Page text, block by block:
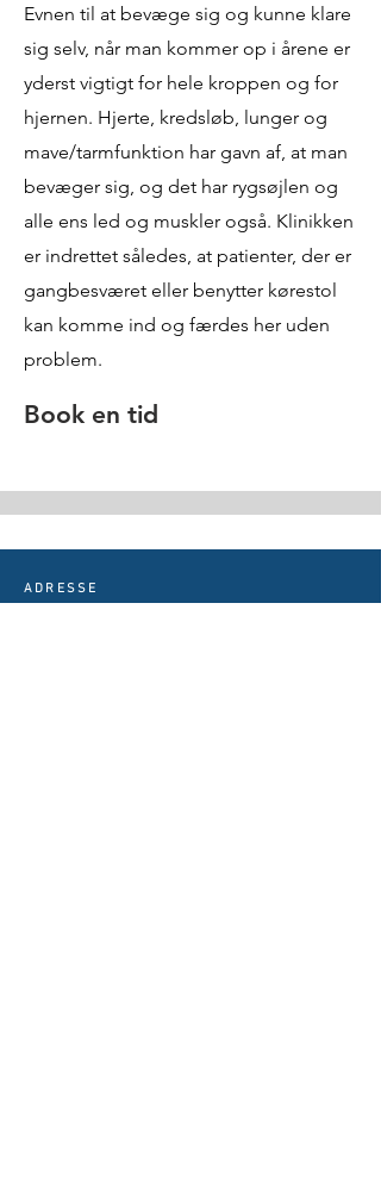
Evnen til at bevæge sig og kunne klare
sig selv, når man kommer op i årene er
yderst vigtigt for hele kroppen og for
hjernen. Hjerte, kredsløb, lunger og
mave/tarmfunktion har gavn af, at man
bevæger sig, og det har rygsøjlen og
alle ens led og muskler også. Klinikken
er indrettet således, at patienter, der er
gangbesværet eller benytter kørestol
kan komme ind og færdes her uden
problem.
Book en tid
ADRESSE